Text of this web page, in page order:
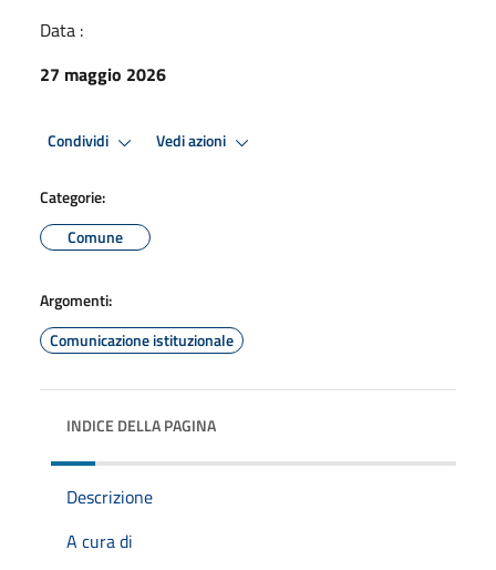
Data :
27 maggio 2026
Condividi Vedi azioni
Categorie:
Comune
Argomenti:
Comunicazione istituzionale
INDICE DELLA PAGINA
Descrizione
A cura di